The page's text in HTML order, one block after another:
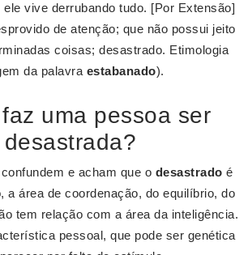
ele vive derrubando tudo. [Por Extensão]
de atenção; que não possui jeito
coisas; desastrado. Etimologia
da palavra estabanado).
uma pessoa ser
desastrada?
e acham que o desastrado é
a área de coordenação, do equilíbrio, do
tem relação com a área da inteligência.
pessoal, que pode ser genética